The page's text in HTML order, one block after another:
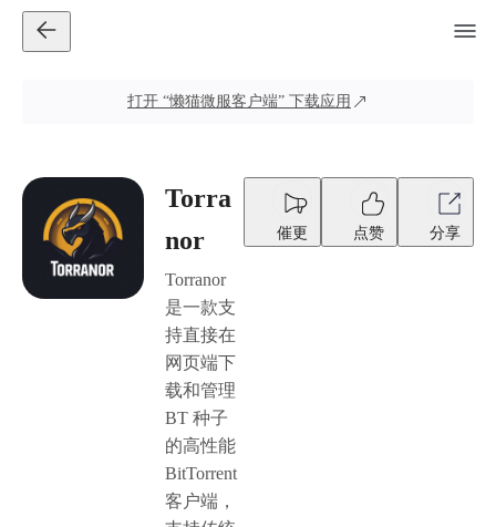
打开 “懒猫微服客户端” 下载应用
Torra
nor
Torranor
是一款支
持直接在
网页端下
载和管理
BT 种子
的高性能
BitTorrent
客户端，
催更 点赞 分享